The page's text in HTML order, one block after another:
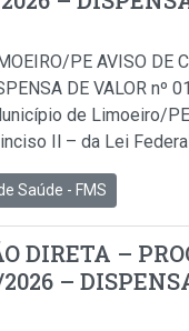
PE AVISO DE
DE VALOR nº
de Limoeiro/
Il – da Lei Federal
Saúde - FMS
DIRETA –
–